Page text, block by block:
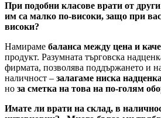
При подобни класове врати от
им са малко по-високи, защо при
високи?
Намираме баланса между цена и
продукт. Разумната търговска
фирмата, позволява поддържането и
наличност – залагаме ниска надценка
но за сметка на това на по-голям
Имате ли врати на склад, в